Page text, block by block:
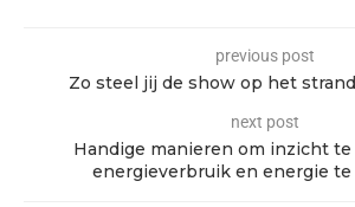
previous post
Zo steel jij de show op het
next post
Handige manieren om inzicht
energieverbruik en energie